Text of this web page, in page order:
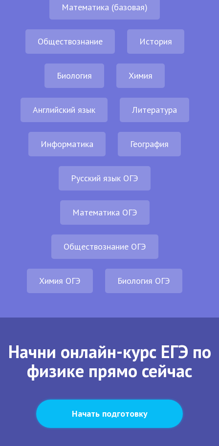
Математика (базовая)
Обществознание История
Биология Химия
Английский язык Литература
Информатика География
Русский язык ОГЭ
Математика ОГЭ
Обществознание ОГЭ
Химия ОГЭ Биология ОГЭ
Начни онлайн-курс ЕГЭ по
физике прямо сейчас
Начать подготовку